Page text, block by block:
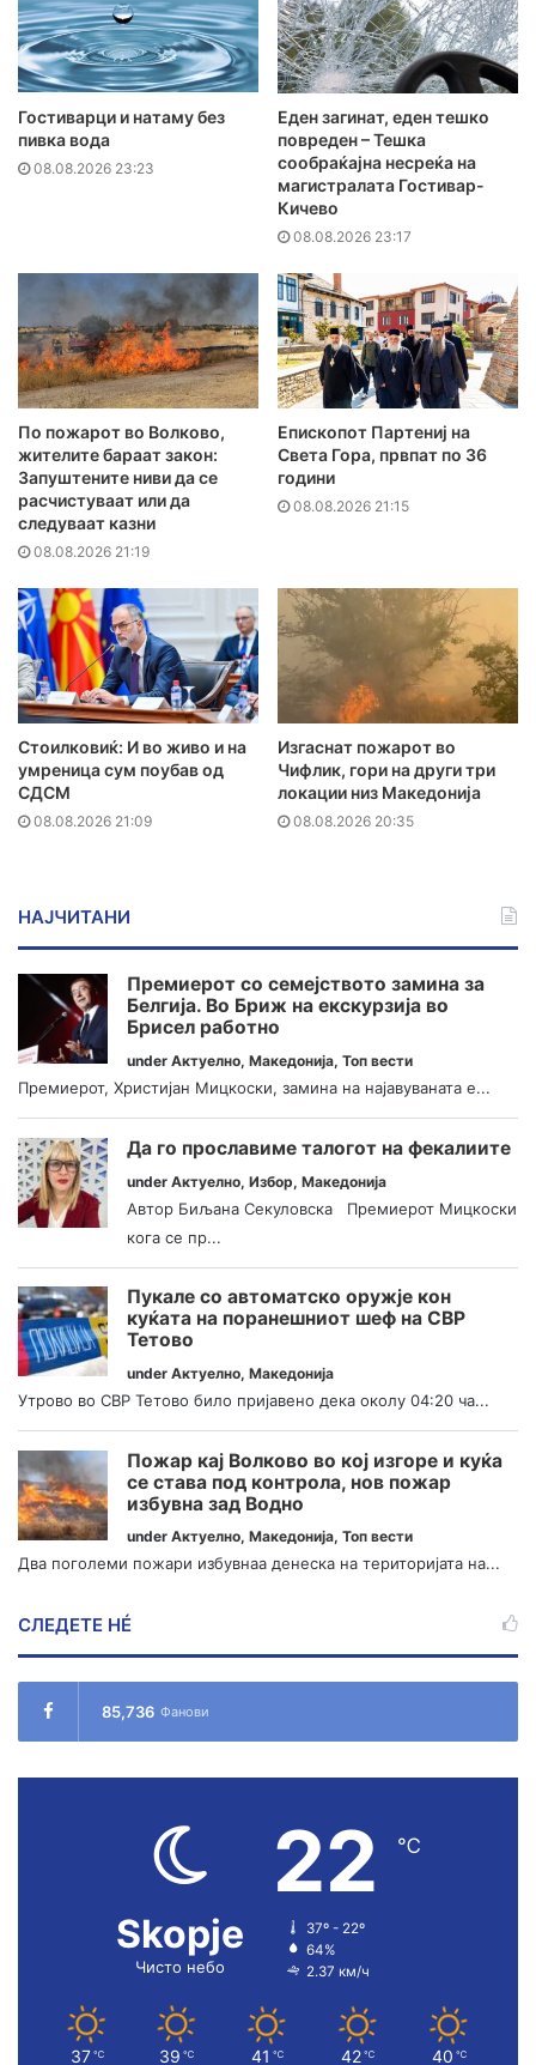
Гостиварци и натаму без
пивка вода
08.08.2026 23:23
Еден загинат, еден тешко
повреден – Тешка
сообраќајна несреќа на
магистралата Гостивар-
Кичево
08.08.2026 23:17
По пожарот во Волково,
жителите бараат закон:
Запуштените ниви да се
расчистуваат или да
следуваат казни
08.08.2026 21:19
Епископот Партениј на
Света Гора, првпат по 36
години
08.08.2026 21:15
Стоилковиќ: И во живо и на
умреница сум поубав од
СДСМ
08.08.2026 21:09
Изгаснат пожарот во
Чифлик, гори на други три
локации низ Македонија
08.08.2026 20:35
НАЈЧИТАНИ
Премиерот со семејството замина за
Белгија. Во Бриж на екскурзија во
Брисел работно
under Актуелно, Македонија, Топ вести
Премиерот, Христијан Мицкоски, замина на најавуваната е...
Да го прославиме талогот на фекалиите
under Актуелно, Избор, Македонија
Автор Биљана Секуловска Премиерот Мицкоски
кога се пр...
Пукале со автоматско оружје кон
куќата на поранешниот шеф на СВР
Тетово
under Актуелно, Македонија
Утрово во СВР Тетово било пријавено дека околу 04:20 ча...
Пожар кај Волково во кој изгоре и куќа
се става под контрола, нов пожар
избувна зад Водно
under Актуелно, Македонија, Топ вести
Два поголеми пожари избувнаа денеска на територијата на...
СЛЕДЕТЕ НÉ
85,736 Фанови
Skopje
Чисто небо
22 ℃
37º - 22º
64%
2.37 км/ч
37 ℃ 39 ℃ 41 ℃ 42 ℃ 40 ℃